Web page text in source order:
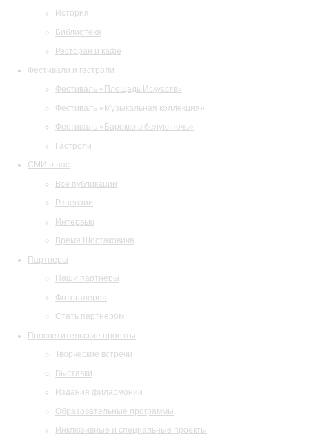
История
Библиотека
Ресторан и кафе
Фестивали и гастроли
Фестиваль «Площадь Искусств»
Фестиваль «Музыкальная коллекция»
Фестиваль «Барокко в белую ночь»
Гастроли
СМИ о нас
Все публикации
Рецензии
Интервью
Время Шостаковича
Партнеры
Наши партнеры
Фотогалерея
Стать партнером
Просветительские проекты
Творческие встречи
Выставки
Издания филармонии
Образовательные программы
Инклюзивные и специальные проекты